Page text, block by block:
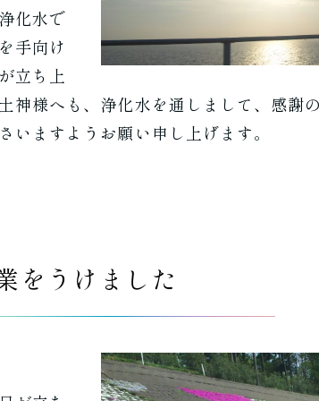
化水で
手向け
立ち上
様へも、浄化水を通しまして、感謝
ますようお願い申し上げます。
をうけました